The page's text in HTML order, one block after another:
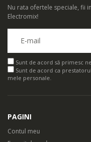
Nu rata ofertele speciale, fii
Electromix!
Sunt de acord să primesc
Sunt de acord ca
mele personale.
PAGINI
Contul meu